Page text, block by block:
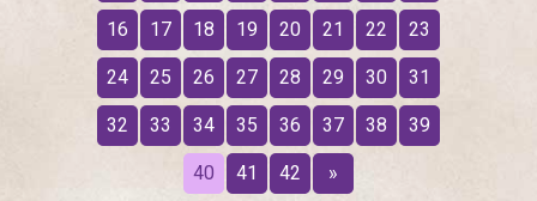
16 17 18 19 20 21 22 23
24 25 26 27 28 29 30 31
32 33 34 35 36 37 38 39
40 41 42 »